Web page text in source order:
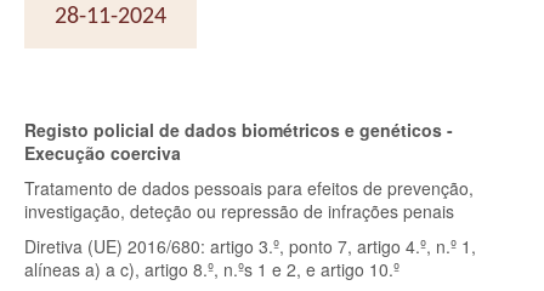
28-11-2024
Registo policial de dados biométricos e genéticos -
Execução coerciva
Tratamento de dados pessoais para efeitos de prevenção,
investigação, deteção ou repressão de infrações penais
Diretiva (UE) 2016/680: artigo 3.º, ponto 7, artigo 4.º, n.º 1,
alíneas a) a c), artigo 8.º, n.ºs 1 e 2, e artigo 10.º